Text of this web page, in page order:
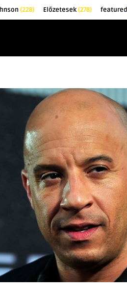
(228) Előzetesek(278) featured